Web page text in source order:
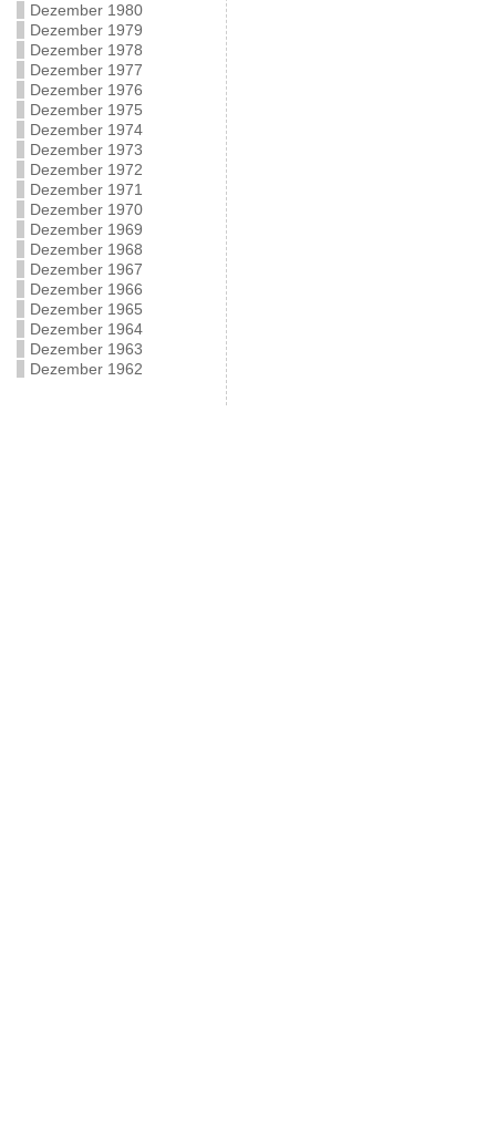
Dezember 1980
Dezember 1979
Dezember 1978
Dezember 1977
Dezember 1976
Dezember 1975
Dezember 1974
Dezember 1973
Dezember 1972
Dezember 1971
Dezember 1970
Dezember 1969
Dezember 1968
Dezember 1967
Dezember 1966
Dezember 1965
Dezember 1964
Dezember 1963
Dezember 1962